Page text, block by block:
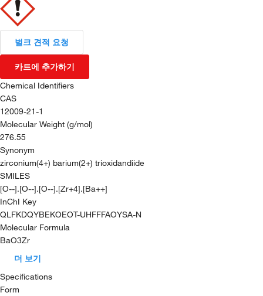
벌크 견적 요청
카트에 추가하기
Chemical Identifiers
CAS
12009-21-1
Molecular Weight (g/mol)
276.55
Synonym
zirconium(4+) barium(2+) trioxidandiide
SMILES
[O--].[O--].[O--].[Zr+4].[Ba++]
InChI Key
QLFKDQYBEKOEOT-UHFFFAOYSA-N
Molecular Formula
BaO3Zr
더 보기
Specifications
Form